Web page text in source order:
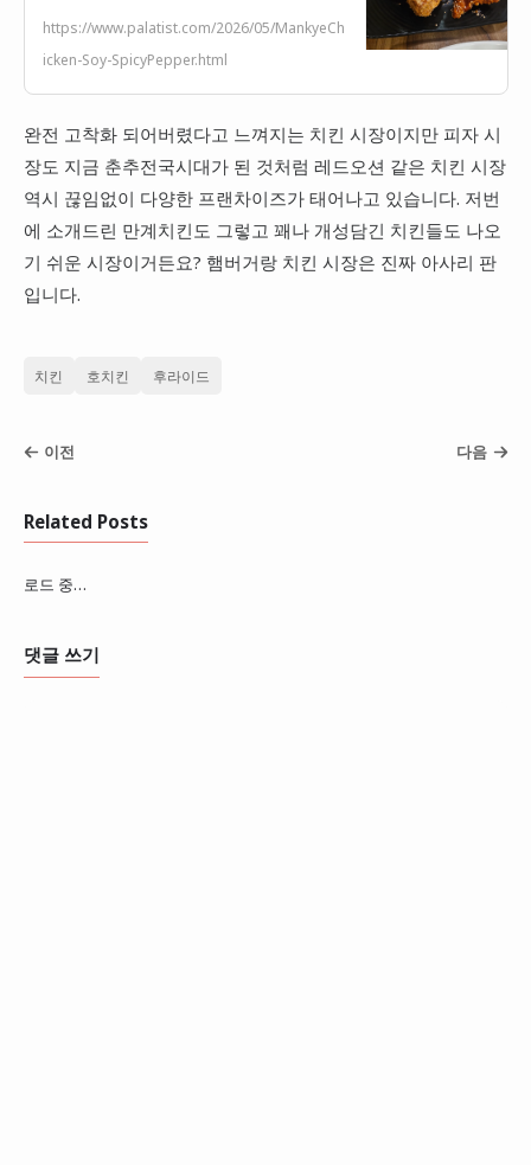
대, 전남대 학생이라면 한번 쯤은 들어보
거나 먹어보길 기원하는 곳입니다. 옛스타
https://www.palatist.com/2026/05/MankyeCh
icken-Soy-SpicyPepper.html
완전 고착화 되어버렸다고 느껴지는 치킨 시장이지만 피자 시
장도 지금 춘추전국시대가 된 것처럼 레드오션 같은 치킨 시장
역시 끊임없이 다양한 프랜차이즈가 태어나고 있습니다. 저번
에 소개드린 만계치킨도 그렇고 꽤나 개성담긴 치킨들도 나오
기 쉬운 시장이거든요? 햄버거랑 치킨 시장은 진짜 아사리 판
입니다.
치킨 호치킨 후라이드
이전 다음
Related Posts
로드 중…
댓글 쓰기